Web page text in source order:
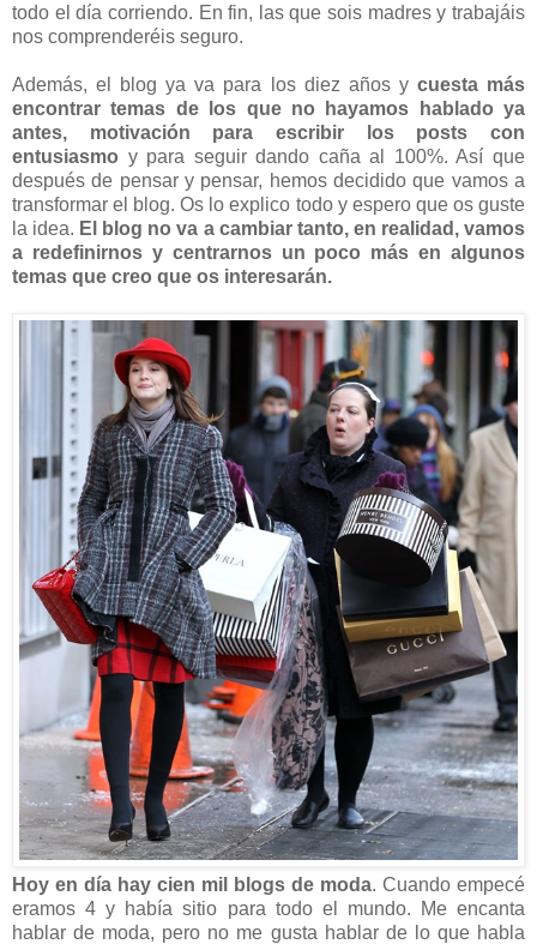
todo el día corriendo. En fin, las que sois madres y trabajáis
nos comprenderéis seguro.
Además, el blog ya va para los diez años y cuesta más
encontrar temas de los que no hayamos hablado ya
antes, motivación para escribir los posts con
entusiasmo y para seguir dando caña al 100%. Así que
después de pensar y pensar, hemos decidido que vamos a
transformar el blog. Os lo explico todo y espero que os guste
la idea. El blog no va a cambiar tanto, en realidad, vamos
a redefinirnos y centrarnos un poco más en algunos
temas que creo que os interesarán.
Hoy en día hay cien mil blogs de moda. Cuando empecé
eramos 4 y había sitio para todo el mundo. Me encanta
hablar de moda, pero no me gusta hablar de lo que habla